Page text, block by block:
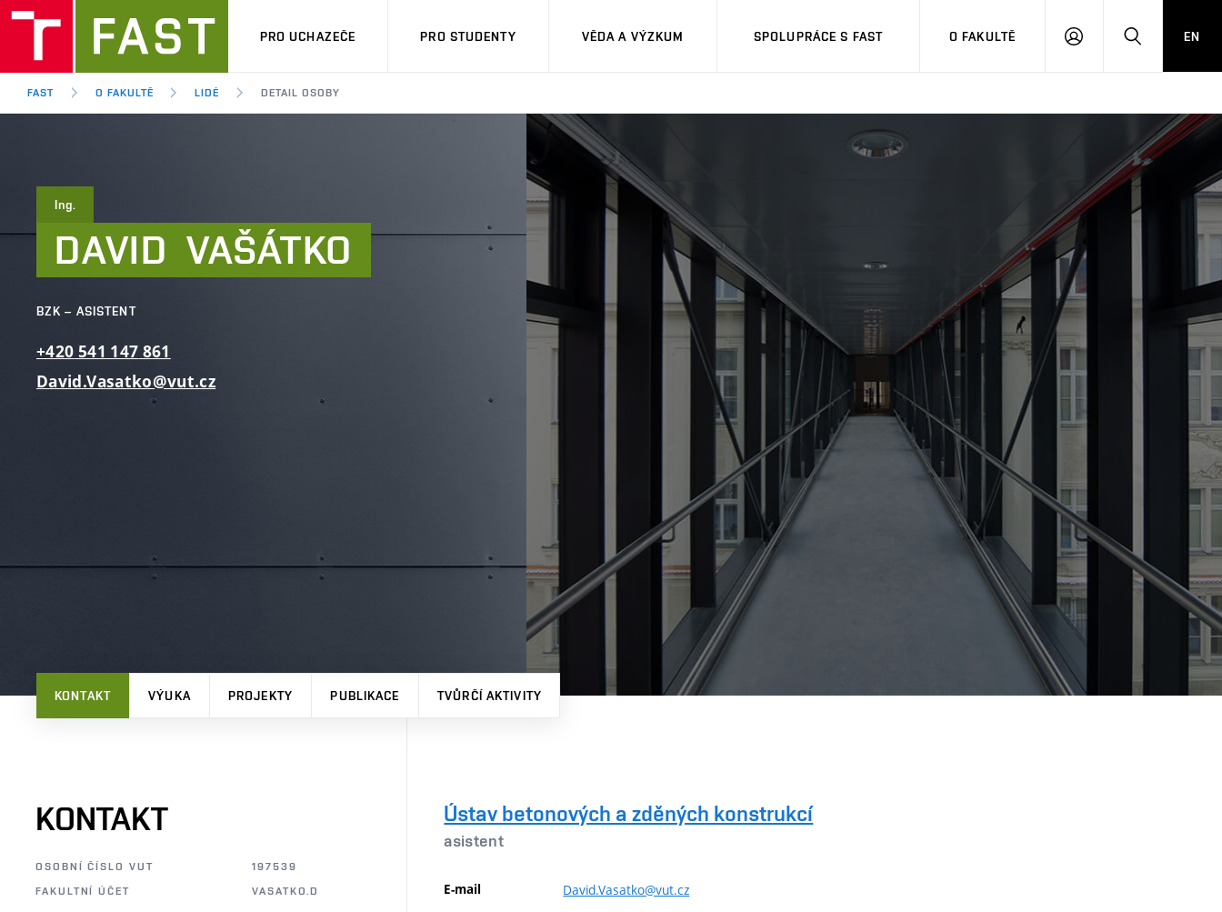
PRO UCHAZEČE PRO STUDENTY VĚDA A VÝZKUM SPOLUPRÁCE S FAST O FAKULTĚ
PŘIHLÁSITHLEDAT
EN
FAST O FAKULTĚ LIDÉ DETAIL OSOBY
Ing.
DAVID VAŠÁTKO
BZK – ASISTENT
+420 541 147 861
David.Vasatko@vut.cz
KONTAKT VÝUKA PROJEKTY PUBLIKACE TVŮRČÍ AKTIVITY
KONTAKT
OSOBNÍ ČÍSLO VUT
197539
FAKULTNÍ ÚČET
VASATKO.D
Ústav betonových a zděných konstrukcí
asistent
E-mail David.Vasatko@vut.cz